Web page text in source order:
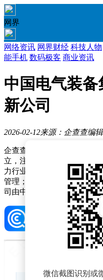
网界
网络资讯 网界财经 科技人物
能手机 数码极客 商业资讯
中国电气装
新公司
2026-02-12来源：企查查编
企查查APP显示，近日，中
立，注册资本1亿元，经营
力行业高效节能技术研发；
管理；输配电及控制设备制
司由中国电气装备集团有限
微信截图识别或